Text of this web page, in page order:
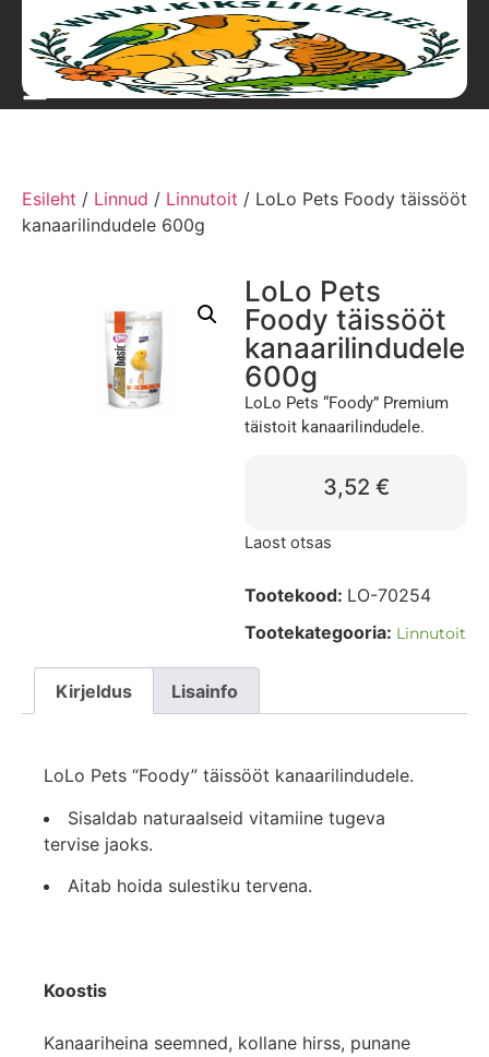
Esileht / Linnud / Linnutoit / LoLo Pets Foody täissööt
kanaarilindudele 600g
LoLo Pets
Foody täissööt
kanaarilindudele
600g
LoLo Pets “Foody” Premium
täistoit kanaarilindudele.
3,52 €
Laost otsas
Tootekood: LO-70254
Tootekategooria: Linnutoit
Kirjeldus Lisainfo
LoLo Pets “Foody” täissööt kanaarilindudele.
Sisaldab naturaalseid vitamiine tugeva
tervise jaoks.
Aitab hoida sulestiku tervena.
Koostis
Kanaariheina seemned, kollane hirss, punane